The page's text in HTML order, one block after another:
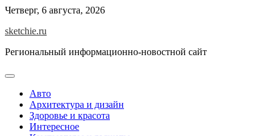
Skip
content
Четверг, 6 августа, 2026
sketchie.ru
Региональный информационно-новостной сайт
Авто
Архитектура и дизайн
Здоровье и красота
Интересное